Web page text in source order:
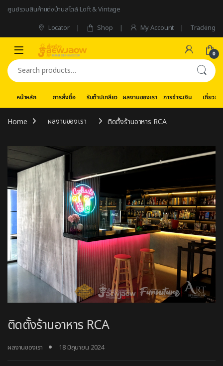
Skip to navigation
Skip to content
ศูนย์รวมสินค้าแต่งบ้านสไตล์ Loft & Vintage
Locator
Shop My Account Tracking
0
Search for:
หน้าหลัก การสั่งซื้อ รับต๊าปเกลียว ผลงานของเรา การชำระเงิน เกี่ยวกับ
Home ผลงานของเรา ติดตั้งร้านอาหาร RCA
ติดตั้งร้านอาหาร RCA
ผลงานของเรา 18 มิถุนายน 2024